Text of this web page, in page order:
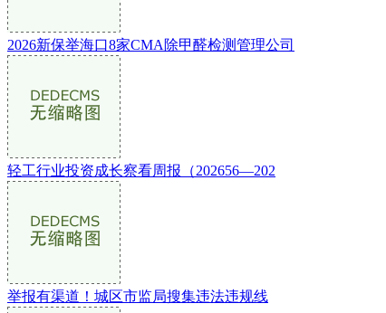
2026新保举海口8家CMA除甲醛检测管理公司
轻工行业投资成长察看周报（202656—202
举报有渠道！城区市监局搜集违法违规线